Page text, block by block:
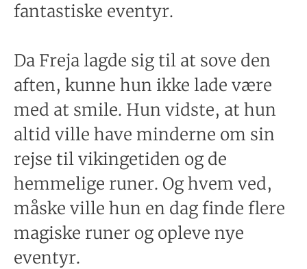
fantastiske eventyr.
Da Freja lagde sig til at sove den
aften, kunne hun ikke lade være
med at smile. Hun vidste, at hun
altid ville have minderne om sin
rejse til vikingetiden og de
hemmelige runer. Og hvem ved,
måske ville hun en dag finde flere
magiske runer og opleve nye
eventyr.